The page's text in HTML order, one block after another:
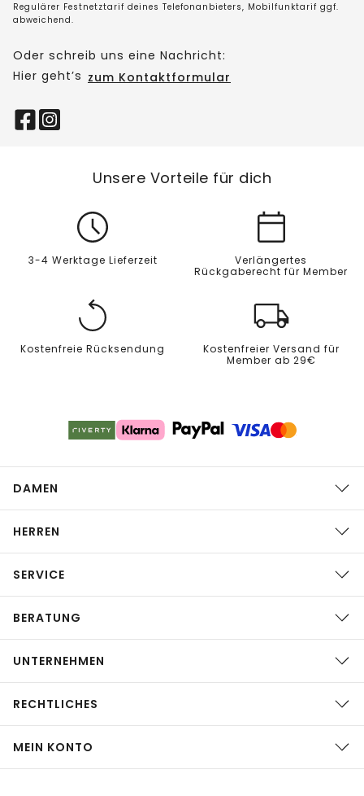
Regulärer Festnetztarif deines Telefonanbieters, Mobilfunktarif ggf.
abweichend.
Oder schreib uns eine Nachricht:
Hier geht’s zum Kontaktformular
Unsere Vorteile für dich
3-4 Werktage Lieferzeit
Verlängertes
Rückgaberecht für Member
Kostenfreie Rücksendung
Kostenfreier Versand für
Member ab 29€
DAMEN
HERREN
SERVICE
BERATUNG
UNTERNEHMEN
RECHTLICHES
MEIN KONTO